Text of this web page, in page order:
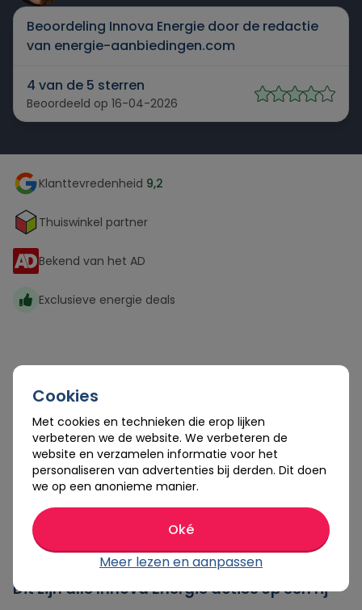
Cookies
Met cookies en technieken die erop lijken
verbeteren we de website. We verbeteren de
website en verzamelen informatie voor het
personaliseren van advertenties bij derden. Dit doen
we op een anonieme manier.
Oké
Meer lezen en aanpassen
Beoordeling Innova Energie door de redactie
van energie-aanbiedingen.com
4 van de 5 sterren
Beoordeeld op 16-04-2026
Klanttevredenheid 9,2
Thuiswinkel partner
Bekend van het AD
Exclusieve energie deals
Welke energie acties heeft Innova
Energie?
Innova Energie heeft op dit moment 3 acties
beschikbaar
Hieronder vind je een overzicht van de meest
actuele aanbiedingen van Innova. Innova Energie
biedt vrijwel altijd energie aanbiedingen aan met een
hoge cashback en scherpe tarieven.
Dit zijn alle Innova Energie acties op een rij